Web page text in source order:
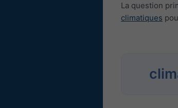
La question
climatiques